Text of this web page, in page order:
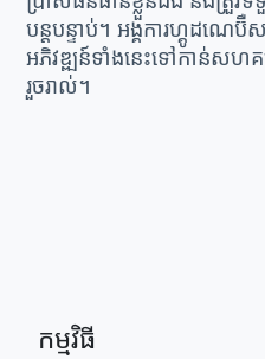
បន្តបន្ទាប់។ អង្គការហ្គូដណេ
អភិវឌ្ឍន៍ទាំងនេះទៅកាន់សហ
រួចរាល់។
កម្មវិធី